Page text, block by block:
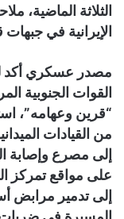
الثلاثة الماضية،
الإيرانية في
مصدر عسكري أكد
القوات الجنوبية
“قرين وعهامه”،
من القيادات
إلى مصرع وإصابة
على مواقع تمركز
إلى تدمير مرابض